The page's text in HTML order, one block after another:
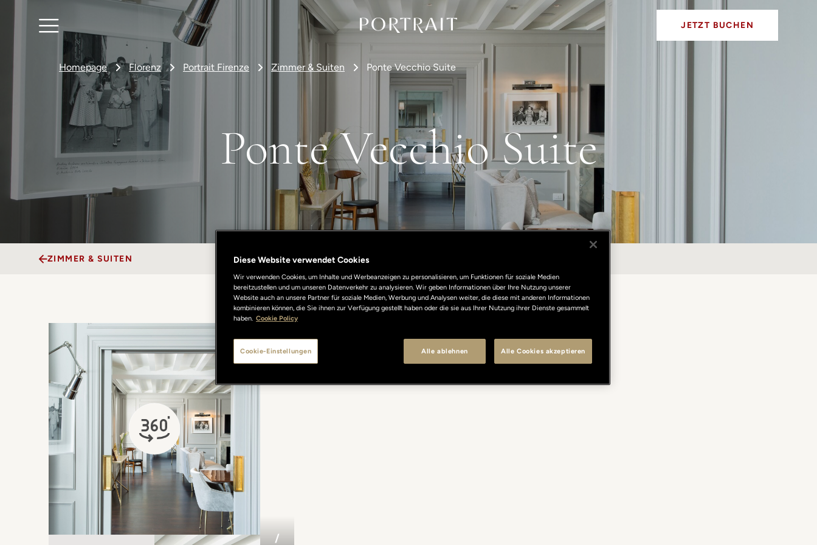
JETZT BUCHEN
Homepage Florenz Portrait Firenze Zimmer & Suiten Ponte Vecchio Suite
Ponte Vecchio Suite
ZIMMER & SUITEN
/
Diese Website verwendet Cookies
Wir verwenden Cookies, um Inhalte und Werbeanzeigen zu personalisieren, um Funktionen für soziale Medien
bereitzustellen und um unseren Datenverkehr zu analysieren. Wir geben Informationen über Ihre Nutzung unserer
Website auch an unsere Partner für soziale Medien, Werbung und Analysen weiter, die diese mit anderen Informationen
kombinieren können, die Sie ihnen zur Verfügung gestellt haben oder die sie aus Ihrer Nutzung ihrer Dienste gesammelt
haben. Cookie Policy
Alle ablehnen Alle Cookies akzeptieren
Cookie-Einstellungen